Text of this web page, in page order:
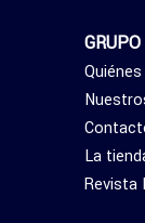
La
Revista